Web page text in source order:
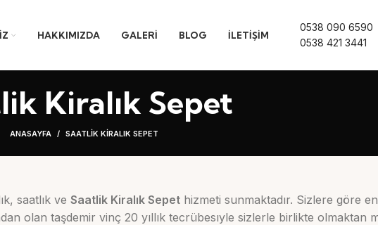
HAKKIMIZDA GALERI BLOG İLETIŞIM
0538 090 6590
0538 421 3441
Kiralık Sepet
ANASAYFA SAATLIK KIRALIK SEPET
saatlık ve Saatlik Kiralık Sepet hizmeti sunmaktadır. Sizlere göre
olan taşdemir vinç 20 yıllık tecrübesıyle sizlerle birlikte olmaktan